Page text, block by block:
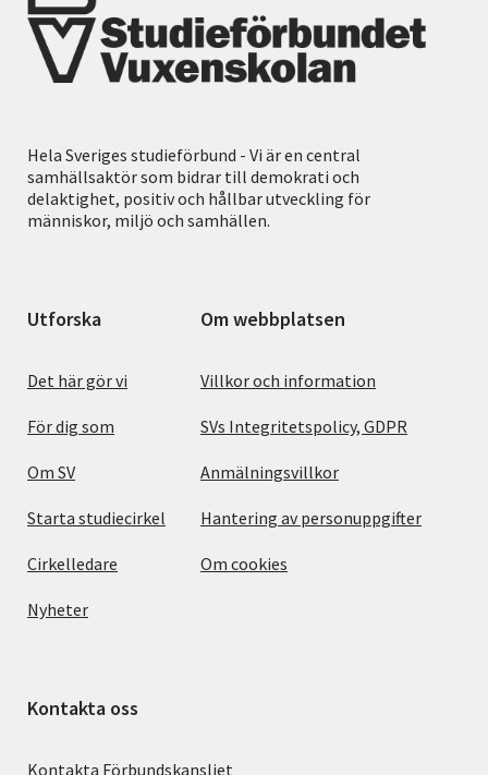
Hela Sveriges studieförbund - Vi är en central
samhällsaktör som bidrar till demokrati och
delaktighet, positiv och hållbar utveckling för
människor, miljö och samhällen.
Utforska
Det här gör vi
För dig som
Om SV
Starta studiecirkel
Cirkelledare
Nyheter
Om webbplatsen
Villkor och information
SVs Integritetspolicy, GDPR
Anmälningsvillkor
Hantering av personuppgifter
Om cookies
Kontakta oss
Kontakta Förbundskansliet